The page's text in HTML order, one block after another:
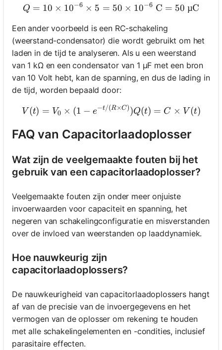
Q = 10 \times 10^{-6}
Q = 10 × 10−6 × 5 = 50 × 10−6 C = 50 µC
Een ander voorbeeld is een RC-schakeling
(weerstand-condensator) die wordt gebruikt om het
laden in de tijd te analyseren. Als u een weerstand
van 1 kΩ en een condensator van 1 µF met een bron
van 10 Volt hebt, kan de spanning, en dus de lading in
de tijd, worden bepaald door:
V(t) = V_0 \times (1 -
V (t) = V0 × (1 − e−t/(R×C))Q(t) = C × V (t)
FAQ van Capacitorlaadoplosser
Wat zijn de veelgemaakte fouten bij het
gebruik van een capacitorlaadoplosser?
Veelgemaakte fouten zijn onder meer onjuiste
invoerwaarden voor capaciteit en spanning, het
negeren van schakelingconfiguratie en misverstanden
over de invloed van weerstanden op laaddynamiek.
Hoe nauwkeurig zijn
capacitorlaadoplossers?
De nauwkeurigheid van capacitorlaadoplossers hangt
af van de precisie van de invoergegevens en het
vermogen van de oplosser om rekening te houden
met alle schakelingelementen en -condities, inclusief
parasitaire effecten.